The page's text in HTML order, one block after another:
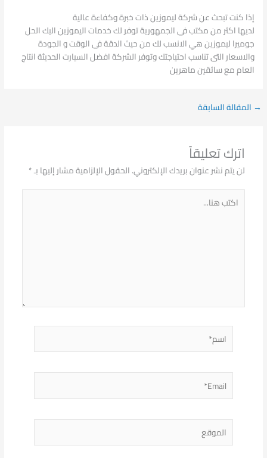
إذا كنت تبحث عن شركة ليموزين ذات خبرة وكفاءة عالية
لديها اكثر من مكتب فى الجمهورية توفر لك خدمات اليموزين اليك الحل
جوميرا ليموزين هي الانسب لك من حيث الدقة فى الوقت و الجودة
والاسعار التى تناسب احتياجتك وتوفر الشركة افضل السيارت الحديثة انتاج
العام مع سائقين ماهرين
→ المقالة السابقة
اترك تعليقاً
لن يتم نشر عنوان بريدك الإلكتروني.الحقول الإلزامية مشار إليها بـ*
هنا...